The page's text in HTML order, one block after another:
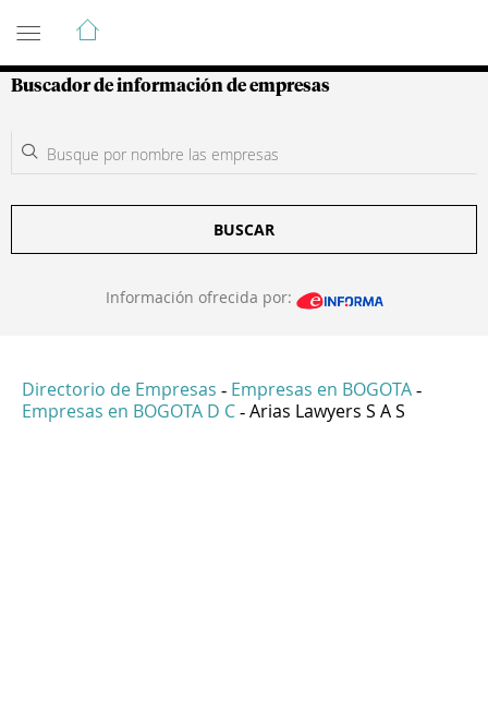
Guía de Empresas Colombianas
Buscador de información de empresas
BUSCAR
Información ofrecida por:
Directorio de Empresas - Empresas en BOGOTA -
Empresas en BOGOTA D C - Arias Lawyers S A S